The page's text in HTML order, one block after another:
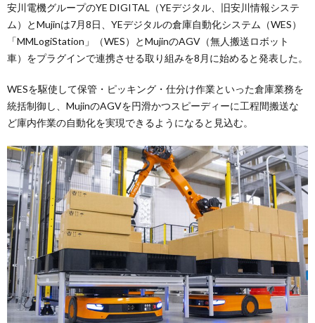
安川電機グループのYE DIGITAL（YEデジタル、旧安川情報システ
ム）とMujinは7月8日、YEデジタルの倉庫自動化システム（WES）
「MMLogiStation」（WES）とMujinのAGV（無人搬送ロボット
車）をプラグインで連携させる取り組みを8月に始めると発表した。
WESを駆使して保管・ピッキング・仕分け作業といった倉庫業務を
統括制御し、MujinのAGVを円滑かつスピーディーに工程間搬送な
ど庫内作業の自動化を実現できるようになると見込む。